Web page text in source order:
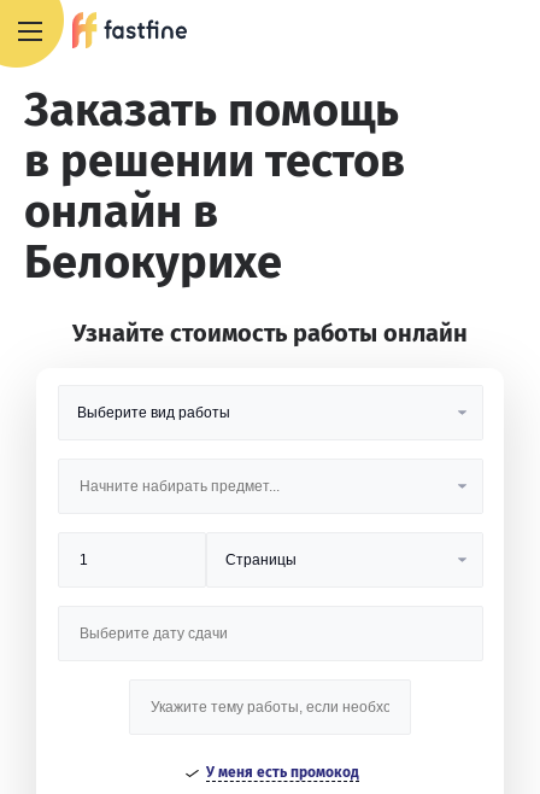
Заказать помощь
в решении тестов
онлайн в
Белокурихе
Узнайте стоимость работы онлайн
У меня есть промокод